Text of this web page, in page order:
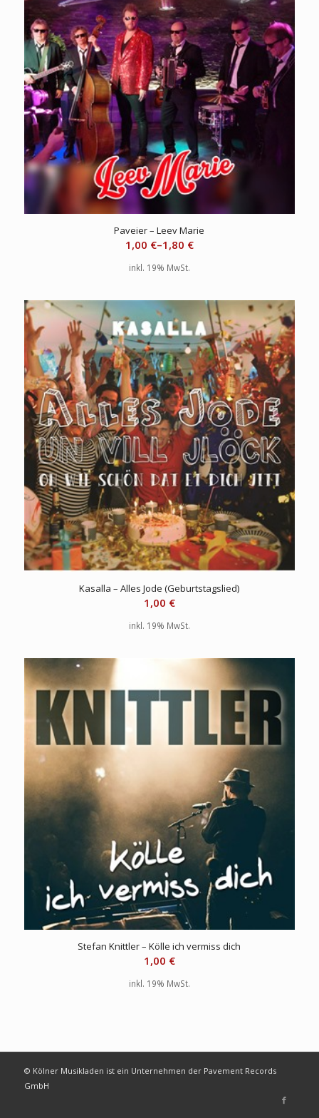
Paveier – Leev Marie
1,00 €–1,80 €
inkl. 19% MwSt.
Kasalla – Alles Jode (Geburtstagslied)
1,00 €
inkl. 19% MwSt.
Stefan Knittler – Kölle ich vermiss dich
1,00 €
inkl. 19% MwSt.
© Kölner Musikladen ist ein Unternehmen der Pavement Records
GmbH